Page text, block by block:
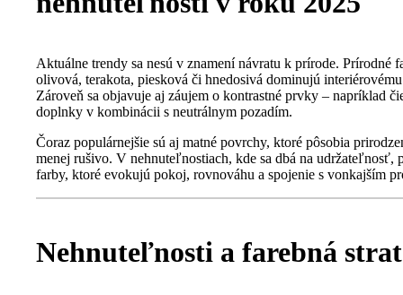
Aktuálne trendy sa nesú v znamení návratu k prírode. Prírodné
olivová, terakota, piesková či hnedosivá dominujú
Zároveň sa objavuje aj záujem o kontrastné prvky – napríklad
doplnky v kombinácii s neutrálnym pozadím.
Čoraz populárnejšie sú aj matné povrchy, ktoré pôsobia
menej rušivo. V nehnuteľnostiach, kde sa dbá na udržateľnosť,
farby, ktoré evokujú pokoj, rovnováhu a spojenie s vonkajším
Nehnuteľnosti a farebná